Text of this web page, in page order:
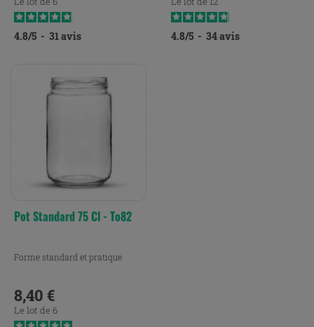
4.8/5 - 31avis 4.8/5 - 34avis
Pot Standard 75 Cl - To82
Forme standard et pratique
Prix
8,40 €
Le lot de 6